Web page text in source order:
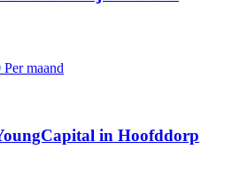
maand
in Hoofddorp